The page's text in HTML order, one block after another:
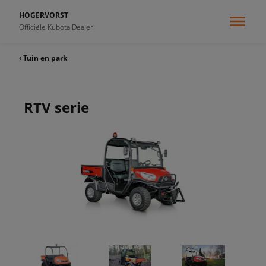
HOGERVORST
Officiële Kubota Dealer
‹ Tuin en park
RTV serie